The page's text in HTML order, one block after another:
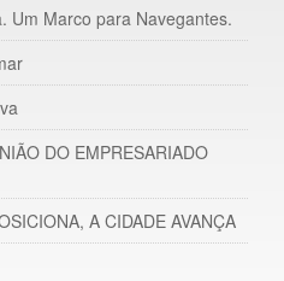
Um Marco para Navegantes.
DO EMPRESARIADO
A CIDADE AVANÇA